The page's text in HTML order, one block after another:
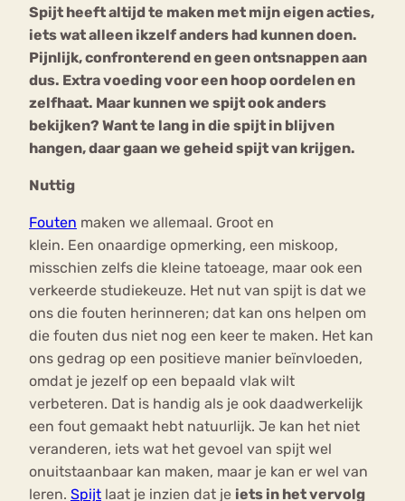
Spijt heeft altijd te maken met mijn eigen acties,
iets wat alleen ikzelf anders had kunnen doen.
Pijnlijk, confronterend en geen ontsnappen aan
dus. Extra voeding voor een hoop oordelen en
zelfhaat. Maar kunnen we spijt ook anders
bekijken? Want te lang in die spijt in blijven
hangen, daar gaan we geheid spijt van krijgen.
Nuttig
Fouten maken we allemaal. Groot en
klein. Een onaardige opmerking, een miskoop,
misschien zelfs die kleine tatoeage, maar ook een
verkeerde studiekeuze. Het nut van spijt is dat we
ons die fouten herinneren; dat kan ons helpen om
die fouten dus niet nog een keer te maken. Het kan
ons gedrag op een positieve manier beïnvloeden,
omdat je jezelf op een bepaald vlak wilt
verbeteren. Dat is handig als je ook daadwerkelijk
een fout gemaakt hebt natuurlijk. Je kan het niet
veranderen, iets wat het gevoel van spijt wel
onuitstaanbaar kan maken, maar je kan er wel van
leren. Spijt laat je inzien dat je iets in het vervolg